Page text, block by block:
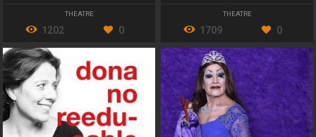
THEATRE
1202 0
THEATRE
1709 0